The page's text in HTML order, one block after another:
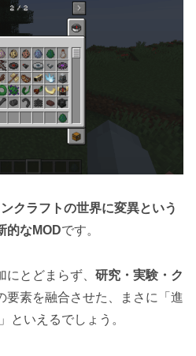
クラフトの世界に変異という
的なMODです。
とどまらず、 研究・実験・ク
要素を融合させた、まさに「進
といえるでしょう。